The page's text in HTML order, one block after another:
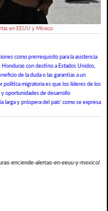
en EEUU y México
como prerrequisito para la asistencia
Honduras con destino a Estados Unidos,
de la duda o las garantías a un
política migratoria es que los líderes de los
y oportunidades de desarrollo
larga y próspera del país' como se expresa
enciende-alertas-en-eeuu-y-mexico/